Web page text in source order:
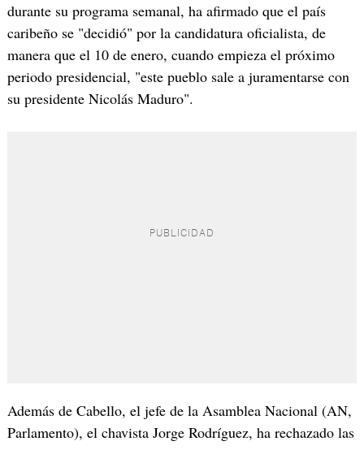
durante su programa semanal, ha afirmado que el país
caribeño se "decidió" por la candidatura oficialista, de
manera que el 10 de enero, cuando empieza el próximo
periodo presidencial, "este pueblo sale a juramentarse con
su presidente Nicolás Maduro".
Además de Cabello, el jefe de la Asamblea Nacional (AN,
Parlamento), el chavista Jorge Rodríguez, ha rechazado las